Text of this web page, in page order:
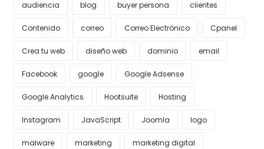
audiencia blog buyer persona clientes
Contenido correo Correo Electrónico Cpanel
Crea tu web diseño web dominio email
Facebook google Google Adsense
Google Analytics Hootsuite Hosting
Instagram JavaScript Joomla logo
malware marketing marketing digital